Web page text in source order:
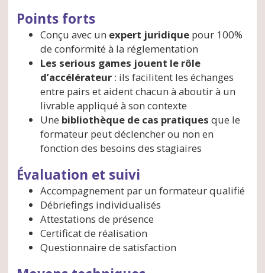
Points forts
Conçu avec un expert juridique pour 100%
de conformité à la réglementation
Les serious games jouent le rôle
d’accélérateur : ils facilitent les échanges
entre pairs et aident chacun à aboutir à un
livrable appliqué à son contexte
Une bibliothèque de cas pratiques que le
formateur peut déclencher ou non en
fonction des besoins des stagiaires
Évaluation et suivi
Accompagnement par un formateur qualifié
Débriefings individualisés
Attestations de présence
Certificat de réalisation
Questionnaire de satisfaction